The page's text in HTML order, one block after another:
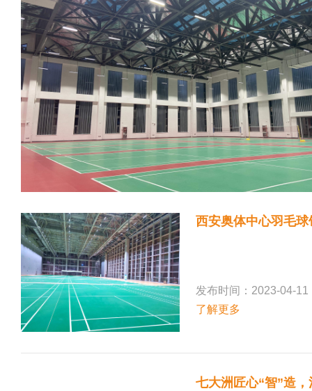
西安奥体中心羽毛
发布时间：2023-04-11
了解更多
七大洲匠心“智”造